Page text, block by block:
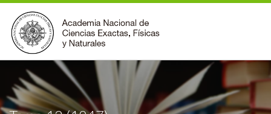
INSTITUCIONAL
ACCIONES